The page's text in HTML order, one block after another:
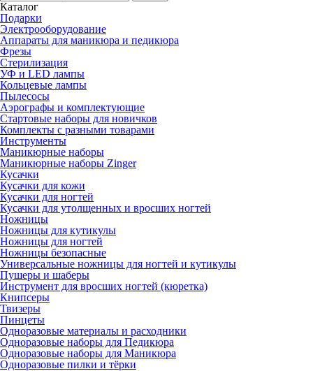
Каталог
Подарки
Электро­оборудование
Аппараты для маникюра и педикюра
Фрезы
Стерилизация
УФ и LED лампы
Кольцевые лампы
Пылесосы
Аэрографы и комплектующие
Стартовые наборы для новичков
Комплекты с разными товарами
Инструменты
Маникюрные наборы
Маникюрные наборы Zinger
Кусачки
Кусачки для кожи
Кусачки для ногтей
Кусачки для утолщенных и вросших ногтей
Ножницы
Ножницы для кутикулы
Ножницы для ногтей
Ножницы безопасные
Универсальные ножницы для ногтей и кутикулы
Пушеры и шаберы
Инструмент для вросших ногтей (кюретка)
Книпсеры
Твизеры
Пинцеты
Одноразовые материалы и расходники
Одноразовые наборы для Педикюра
Одноразовые наборы для Маникюра
Одноразовые пилки и тёрки